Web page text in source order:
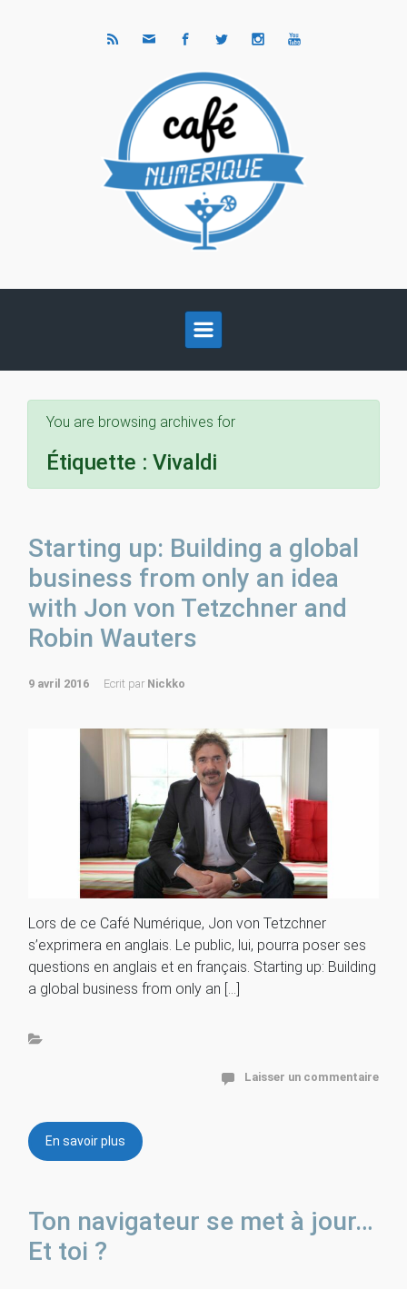
You are browsing archives for
Étiquette : Vivaldi
Starting up: Building a global
business from only an idea
with Jon von Tetzchner and
Robin Wauters
9 avril 2016 Ecrit par Nickko
Lors de ce Café Numérique, Jon von Tetzchner
s’exprimera en anglais. Le public, lui, pourra poser ses
questions en anglais et en français. Starting up: Building
a global business from only an […]
Laisser un commentaire
En savoir plus
Ton navigateur se met à jour…
Et toi ?